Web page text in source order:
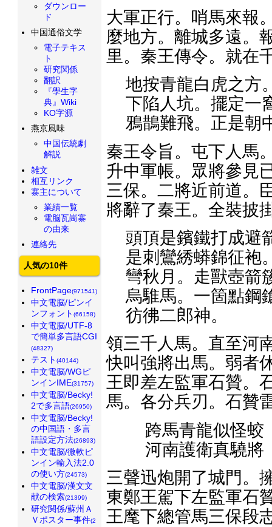
大軍正行。哨馬來報
麼地方。離城多遠。
里。秦王傳令。就在
地按青龍白虎之方
下陷人坑。擺定一
鴉鵲難飛。正是朝
秦王令旨。屯下人馬
升中軍帳。眾將參見
三保。二將近前道。
將辭了秦王。全裝披
頭頂是鑌鐵打成避
是刺鸞綉蟒錦征袍
彎秋月。走獸壺箭
烏騅馬。一箇點鋼
彷彿二郎神。
領三千人馬。直至河
快叫強將出馬。弱者
王即差左監軍石贊。
馬。各分兵刃。石贊
跨馬青龍似怪
河南護衛真驍
三聲迅炮開了城門。
東鄭王駕下左監軍石
王麾下總管馬三保段
ダウンロー
ド
中国通俗文学
電子テキス
ト
研究関係
翻訳
『學生字
典』Wiki
KO字源
燕京風味
中国伝統劇
解説
雑文
相互リンク
寨主について
業績一覧
電脳瓦崗寨
の由来
連絡先
人気の10件
FrontPage(971541)
中文電脳/ピンイ
ンフォント (66158)
中文電脳/UTF-8
で簡単多言語CGI
(48327)
テスト (40144)
中文電脳/WGピ
ンインIME(31757)
中文電脳/Becky!
2で多言語(26950)
中文電脳/Becky!
の中国語・多言
語設定方法(26893)
中文電脳/微軟ピ
ンイン輸入法2.0
の使い方(24573)
中文電脳/漢文文
献の検索(21399)
研究関係/蘇州Ａ
Ｖポスター事件(2